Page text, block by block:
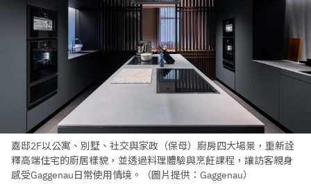
嘉邸2F以公寓、別墅、社交與家政（保母）廚房四大場景，重新詮
釋高端住宅的廚居樣貌，並透過料理體驗與烹飪課程，讓訪客親身
感受Gaggenau日常使用情境。（圖片提供：Gaggenau）